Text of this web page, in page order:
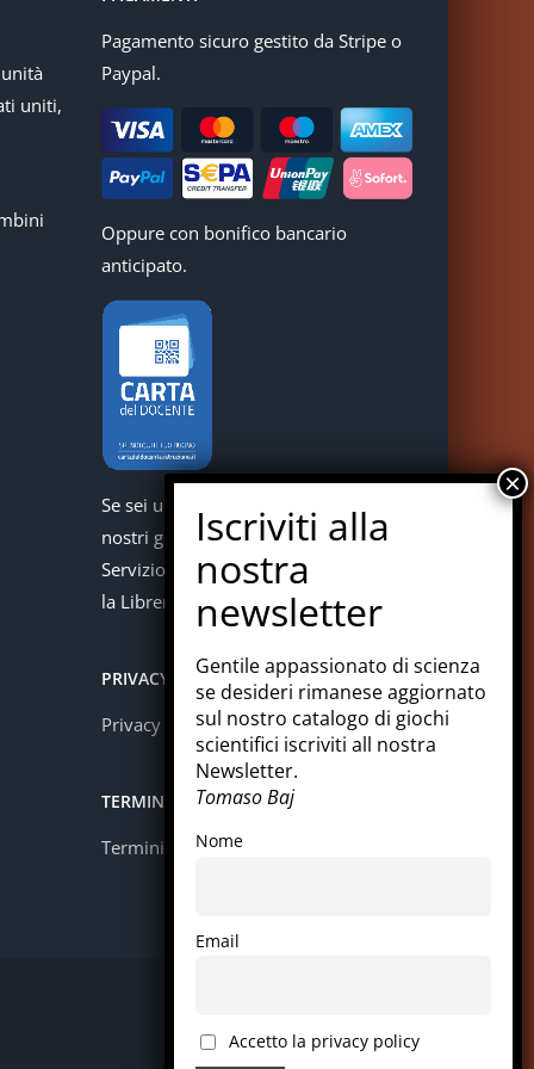
uniti,
Pagamento sicuro gestito da Stripe o
Paypal.
Oppure con bonifico bancario
anticipato.
Se sei un docente puoi acquistare i
nostri giochi con la carta del docente.
Servizio offerto in collaborazione con
la Libreria Colosi di Messina.
PRIVACY
Privacy policy
TERMINI E CONDIZIONI
Termini e condizioni
Gentile appassionato di scienza
se desideri rimanese aggiornato
sul nostro catalogo di giochi
scientifici iscriviti all nostra
Newsletter.
Tomaso Baj
Nome
Email
Accetto la privacy policy